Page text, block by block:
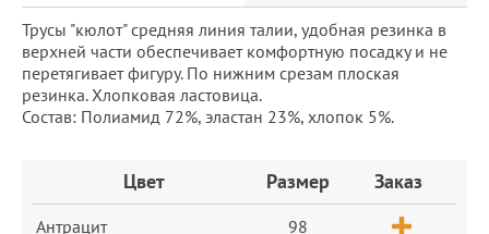
Трусы "кюлот" средняя линия талии, удобная резинка в
верхней части обеспечивает комфортную посадку и не
перетягивает фигуру. По нижним срезам плоская
резинка. Хлопковая ластовица.
Состав: Полиамид 72%, эластан 23%, хлопок 5%.
Цвет Размер Заказ
Антрацит 98